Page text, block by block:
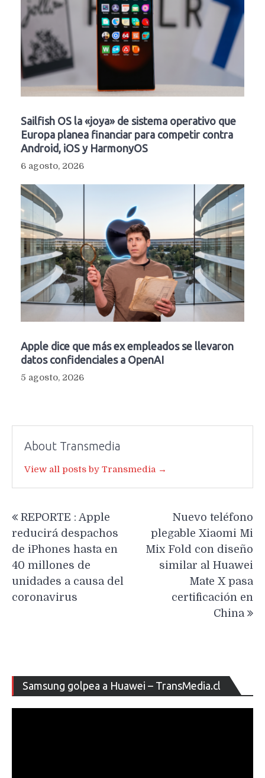
Sailfish OS la «joya» de sistema operativo que
Europa planea financiar para competir contra
Android, iOS y HarmonyOS
6 agosto, 2026
Apple dice que más ex empleados se llevaron
datos confidenciales a OpenAI
5 agosto, 2026
About Transmedia
View all posts by Transmedia →
de
entradas
REPORTE : Apple
reducirá despachos
de iPhones hasta en
40 millones de
unidades a causa del
coronavirus
Nuevo teléfono
plegable Xiaomi Mi
Mix Fold con diseño
similar al Huawei
Mate X pasa
certificación en
China
Samsung golpea a Huawei – TransMedia.cl
de